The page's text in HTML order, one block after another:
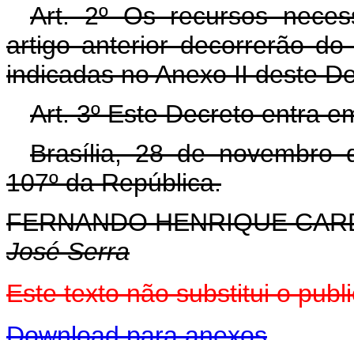
Art. 2º Os recursos
artigo anterior decorrerão
indicadas no Anexo II deste
Art. 3º Este Decreto entra
Brasília, 28 de novembro
107º da República.
FERNANDO HENRIQUE
José Serra
Este texto não substitui o